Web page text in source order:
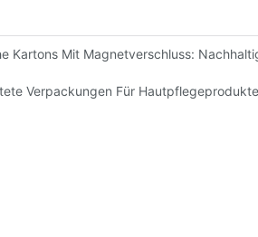
Sind
Kartons Mit Magnetverschluss:
Verpackungen Für